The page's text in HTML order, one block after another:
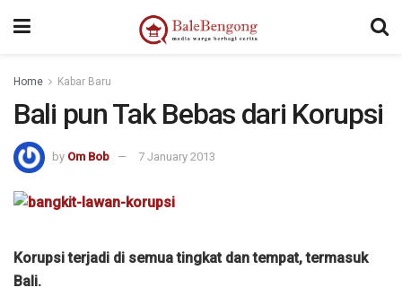
Home Kabar Baru
Bali pun Tak Bebas dari Korupsi
by Om Bob 7 January 2013
Korupsi terjadi di semua tingkat dan tempat, termasuk
Bali.